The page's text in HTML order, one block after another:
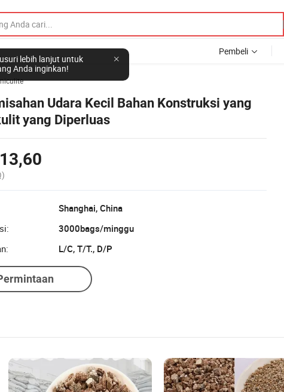
lebih lanjut untuk
Anda inginkan!
Pembeli
Udara Kecil Bahan Konstruksi yang
yang Diperluas
Shanghai, China
3000bags/minggu
L/C, T/T., D/P